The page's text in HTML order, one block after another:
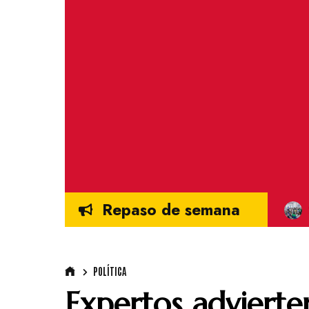
Repaso de semana
POLÍTICA